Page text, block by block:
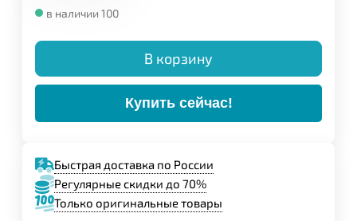
в наличии 100
В корзину
Купить сейчас!
Быстрая доставка по России
Регулярные скидки до 70%
Только оригинальные товары